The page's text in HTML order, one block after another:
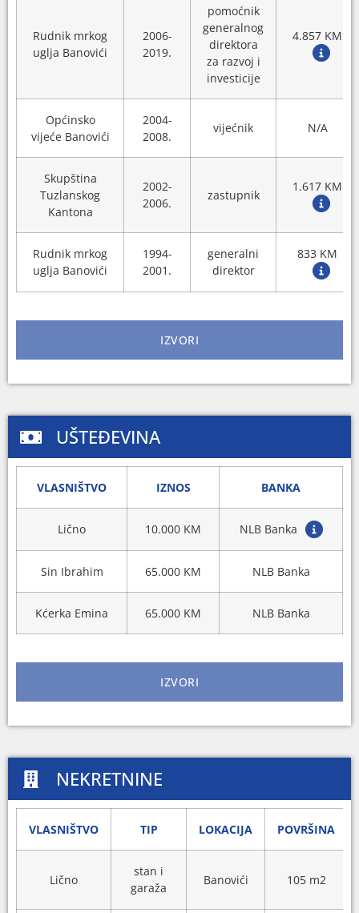
Rudnik mrkog
uglja Banovići
2006-
2019.
pomoćnik
generalnog
direktora
za razvoj i
investicije
4.857 KM
Općinsko
vijeće Banovići
2004-
2008.
vijećnik N/A
Skupština
Tuzlanskog
Kantona
2002-
2006.
zastupnik
1.617 KM
Rudnik mrkog
uglja Banovići
1994-
2001.
generalni
direktor
833 KM
IZVORI
UŠTEĐEVINA
VLASNIŠTVO IZNOS BANKA
Lično 10.000 KM NLB Banka
Sin Ibrahim 65.000 KM NLB Banka
Kćerka Emina 65.000 KM NLB Banka
IZVORI
NEKRETNINE
VLASNIŠTVO TIP LOKACIJA POVRŠINA
Lično
stan i
garaža
Banovići 105 m2